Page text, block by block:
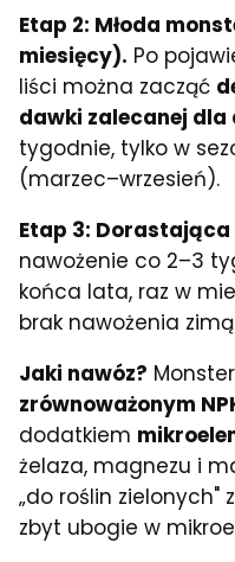
Etap 2: Młoda
miesięcy). Po
liści można zacząć
dawki zalecanej dla
tygodnie, tylko w
(marzec–wrzesień).
Etap 3:
nawożenie co 2–3
końca lata, raz w
brak nawożenia
Jaki nawóz?
zrównoważonym
dodatkiem
żelaza, magnezu i
„do roślin zielonych"
zbyt ubogie w